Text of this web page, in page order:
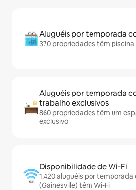
Aluguéis por temporada
370 propriedades têm piscina
Aluguéis por temporada
trabalho exclusivos
860 propriedades têm um
exclusivo
Disponibilidade de Wi-Fi
1.420 aluguéis por
(Gainesville) têm Wi-Fi